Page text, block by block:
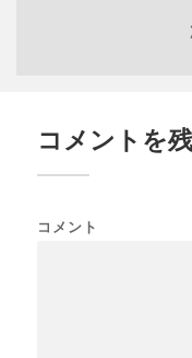
コメントを
コメント